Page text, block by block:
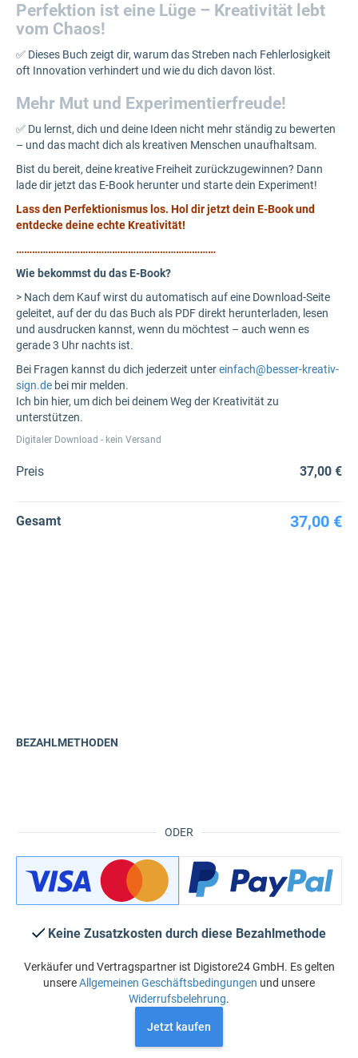
Perfektion ist eine Lüge – Kreativität lebt
vom Chaos!
✅ Dieses Buch zeigt dir, warum das Streben nach Fehlerlosigkeit
oft Innovation verhindert und wie du dich davon löst.
Mehr Mut und Experimentierfreude!
✅ Du lernst, dich und deine Ideen nicht mehr ständig zu bewerten
– und das macht dich als kreativen Menschen unaufhaltsam.
Bist du bereit, deine kreative Freiheit zurückzugewinnen? Dann
lade dir jetzt das E-Book herunter und starte dein Experiment!
Lass den Perfektionismus los. Hol dir jetzt dein E-Book und
entdecke deine echte Kreativität!
…………………………………………………………………
Wie bekommst du das E-Book?
> Nach dem Kauf wirst du automatisch auf eine Download-Seite
geleitet, auf der du das Buch als PDF direkt herunterladen, lesen
und ausdrucken kannst, wenn du möchtest – auch wenn es
gerade 3 Uhr nachts ist.
Bei Fragen kannst du dich jederzeit untereinfach@besser-kreativ-
sign.de bei mir melden.
Ich bin hier, um dich bei deinem Weg der Kreativität zu
unterstützen.
Digitaler Download - kein Versand
Preis 37,00 €
Gesamt 37,00 €
ODER
BEZAHLMETHODEN
Keine Zusatzkosten durch diese Bezahlmethode
Verkäufer und Vertragspartner ist Digistore24 GmbH. Es gelten
unsereAllgemeinen Geschäftsbedingungen und unsere
Widerrufsbelehrung.
Jetzt kaufen